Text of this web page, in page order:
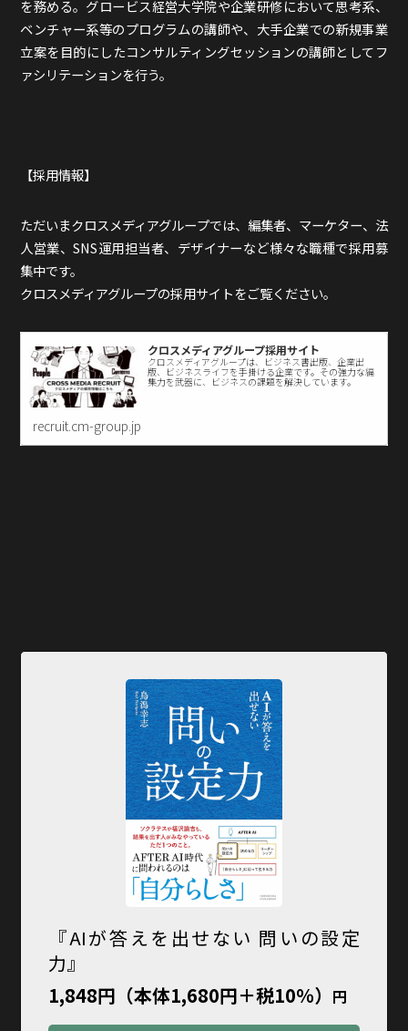
を務める。グロービス経営大学院や企業研修において思考系、
ベンチャー系等のプログラムの講師や、大手企業での新規事業
立案を目的にしたコンサルティングセッションの講師としてフ
ァシリテーションを行う。
【採用情報】
ただいまクロスメディアグループでは、編集者、マーケター、法
人営業、SNS運用担当者、デザイナーなど様々な職種で採用募
集中です。
クロスメディアグループの採用サイトをご覧ください。
クロスメディアグループ採用サイト
クロスメディアグループは、ビジネス書出版、企業出
版、ビジネスライフを手掛ける企業です。その強力な編
集力を武器に、ビジネスの課題を解決しています。
recruit.cm-group.jp
『AIが答えを出せない 問いの設定
力』
1,848円（本体1,680円＋税10％） 円